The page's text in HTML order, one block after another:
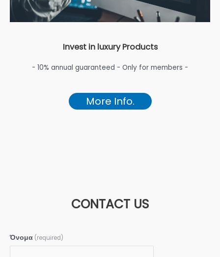
Invest in luxury Products
- 10% annual guaranteed - Only for members -
More Info.
CONTACT US
Όνομα (required)